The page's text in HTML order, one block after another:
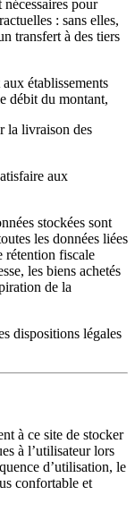
nécessaires pour
: sans elles,
transfert à des tiers
établissements
débit du montant,
la livraison des
aux
stockées sont
les données liées
rétention fiscale
les biens achetés
de la
dispositions légales
à ce site de stocker
à l’utilisateur lors
d’utilisation, le
confortable et